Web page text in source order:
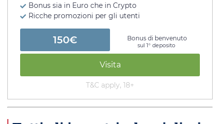
Bonus sia in Euro che in Crypto
Ricche promozioni per gli utenti
150€ Bonus di benvenuto
sul 1° deposito
Visita
T&C apply, 18+